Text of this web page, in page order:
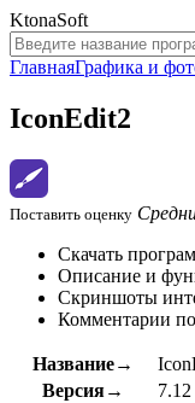
KtonaSoft
ГлавнаяГрафика и
IconEdit2
Поставить оценку
Скачать
Описание и
Скриншоты
Комментарии
Название→
Версия→
7.12